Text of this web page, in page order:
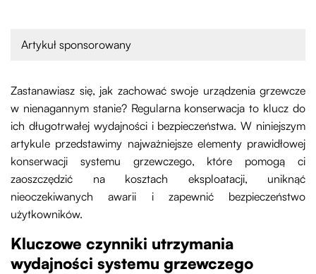
Artykuł sponsorowany
Zastanawiasz się, jak zachować swoje urządzenia grzewcze
w nienagannym stanie? Regularna konserwacja to klucz do
ich długotrwałej wydajności i bezpieczeństwa. W niniejszym
artykule przedstawimy najważniejsze elementy prawidłowej
konserwacji systemu grzewczego, które pomogą ci
zaoszczędzić na kosztach eksploatacji, uniknąć
nieoczekiwanych awarii i zapewnić bezpieczeństwo
użytkowników.
Kluczowe czynniki utrzymania
wydajności systemu grzewczego